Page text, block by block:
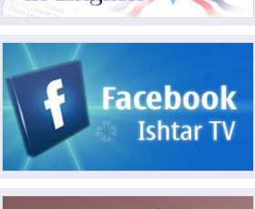
2026-08-06بعد هجومين قرب باب المندب..
الأحمر
2026-08-06مئات القاصرين بلا مأوى.. أزمة
سبتة تتصاعد وتضغط على مدريد
لمدة عام.. بدء توريد 100
مليون قدم مكعب يومياً من غاز كورمور في
إقليم كوردستان إلى وزارة الكهرباء العراقية